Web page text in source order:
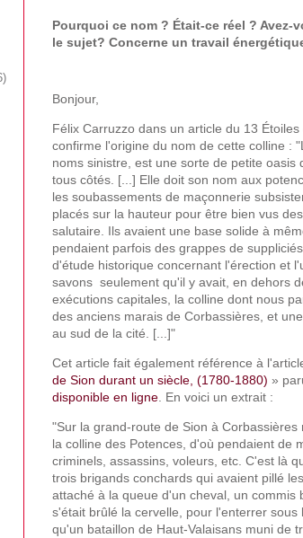
Pourquoi ce nom ? Était-ce réel ?
le sujet? Concerne un travail
Bonjour,
Félix Carruzzo dans un article du 13 Étoiles
confirme l'origine du nom de cette colline :
noms sinistre, est une sorte de petite
tous côtés. [...] Elle doit son nom aux
les soubassements de maçonnerie
placés sur la hauteur pour être bien vus
salutaire. Ils avaient une base solide à
pendaient parfois des grappes de
d'étude historique concernant l'érection et
savons seulement qu'il y avait, en dehors
exécutions capitales, la colline dont nous
des anciens marais de Corbassières, et
au sud de la cité. [...]"
Cet article fait également référence à
de Sion durant un siècle, (1780-1880) »
disponible en ligne. En voici un extrait :
"Sur la grand-route de Sion à
la colline des Potences, d'où pendaient de
criminels, assassins, voleurs, etc. C'est là
trois brigands conchards qui avaient pillé
attaché à la queue d'un cheval, un commis
s'était brûlé la cervelle, pour l'enterrer
qu'un bataillon de Haut-Valaisans muni de